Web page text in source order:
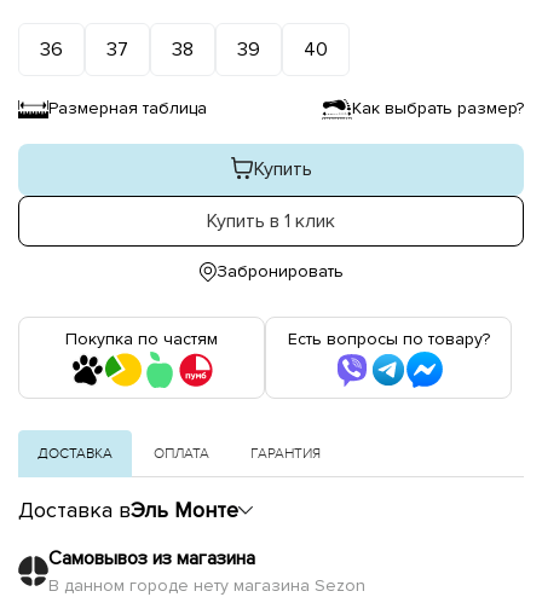
36 37 38 39 40
Размерная таблица Как выбрать размер?
Купить
Купить в 1 клик
Забронировать
Покупка по частям Есть вопросы по товару?
ДОСТАВКА ОПЛАТА ГАРАНТИЯ
Доставка вЭль Монте
Самовывоз из магазина
В данном городе нету магазина Sezon